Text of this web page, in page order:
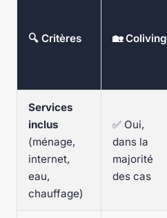
🔍 Critères 🏡 Coliving
Services
inclus
(ménage,
internet,
eau,
chauffage)
✅ Oui,
dans la
majorité
des cas